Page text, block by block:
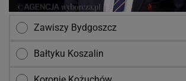
Zawiszy Bydgoszcz
Bałtyku Koszalin